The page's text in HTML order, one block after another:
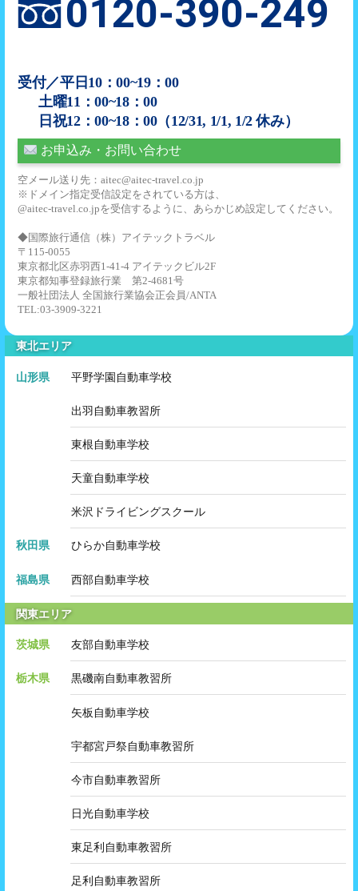
0120-390-249
受付／平日10：00~19：00
土曜11：00~18：00
日祝12：00~18：00（12/31, 1/1, 1/2 休み）
お申込み・お問い合わせ
空メール送り先：aitec@aitec-travel.co.jp
※ドメイン指定受信設定をされている方は、
@aitec-travel.co.jpを受信するように、あらかじめ設定してください。
◆国際旅行通信（株）アイテックトラベル
〒115-0055
東京都北区赤羽西1-41-4 アイテックビル2F
東京都知事登録旅行業 第2-4681号
一般社団法人 全国旅行業協会正会員/ANTA
TEL:03-3909-3221
東北エリア
山形県 平野学園自動車学校
出羽自動車教習所
東根自動車学校
天童自動車学校
米沢ドライビングスクール
秋田県 ひらか自動車学校
福島県 西部自動車学校
関東エリア
茨城県 友部自動車学校
栃木県 黒磯南自動車教習所
矢板自動車学校
宇都宮戸祭自動車教習所
今市自動車教習所
日光自動車学校
東足利自動車教習所
足利自動車教習所